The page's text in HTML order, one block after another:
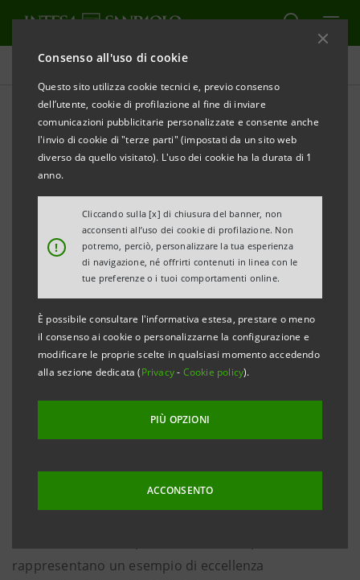
Consenso all'uso di cookie
Questo sito utilizza cookie tecnici e, previo consenso
dell’utente, cookie di profilazione al fine di inviare
comunicazioni pubblicitarie personalizzate e consente anche
l'invio di cookie di "terze parti" (impostati da un sito web
diverso da quello visitato). L'uso dei cookie ha la durata di 1
anno.
!
Cliccando sulla [x] di chiusura del banner, non
acconsenti all’uso dei cookie di profilazione. Non
potremo, perciò, personalizzare la tua esperienza
di navigazione, né offrirti contenuti in linea con le
tue preferenze o i tuoi comportamenti online.
È possibile consultare l'informativa estesa, prestare o meno
il consenso ai cookie o personalizzarne la configurazione e
modificare le proprie scelte in qualsiasi momento accedendo
alla sezione dedicata (Privacy- Cookie policy).
PIÙ OPZIONI
ACCONSENTO
Comunicati stampa
STAMPA AGGIORNA
IL PROGRAMMA DI INTESA SANPAOLO “IMPRESE
VINCENTI” CELEBRA A FIRENZE 10 ECCELLENZE
Oggi a Firenze la dodicesima delle 15 tappe del
programma
Presentate 10 aziende del territorio selezionate
tra le 4.000 autocandidate alla quinta edizione
Partnership con Università e Centri Nazionali di
Ricerca, Bain&Company, ELITE, Gambero Rosso,
Cerved, Microsoft Italia, NATIVA, Circularity,
Firenze, 9 ottobre 2024– Fa tappa oggi a Firenze il
dodicesimo incontro dei quindici previsti nella nuova
Imprese Vincenti”, il programma del
rappresentano un esempio di eccellenza